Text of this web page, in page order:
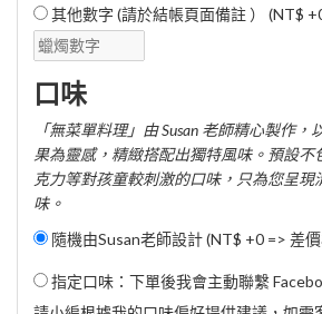
其他數字 (請於結帳頁面備註 ） (NT$
口味
「無菜單料理」由 Susan 老師精心製作
果為靈感，精緻搭配出獨特風味。預設不
克力等對孩童較刺激的口味，只為您呈現
味。
隨機由Susan老師設計 (NT$ +0 => 差
指定口味：下單後我會主動聯繫